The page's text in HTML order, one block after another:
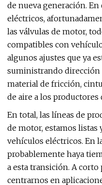
de nueva generación.
eléctricos,
las válvulas de motor,
compatibles con
algunos ajustes que ya
suministrando dirección
material de fricción,
de aire a los
En total, las líneas de
de motor, estamos listas
vehículos eléctricos. En
probablemente haya
a esta transición. A corto
centrarnos en